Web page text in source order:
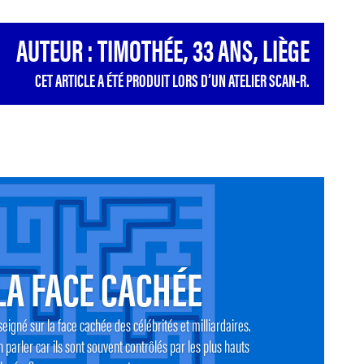
AUTEUR : TIMOTHÉE, 33 ANS, LIÈGE
CET ARTICLE A ÉTÉ PRODUIT LORS D’UN ATELIER SCAN-R.
FACE CACHÉE
sur la face cachée des célébrités et milliardaires.
parler car ils sont souvent contrôlés par les plus hauts